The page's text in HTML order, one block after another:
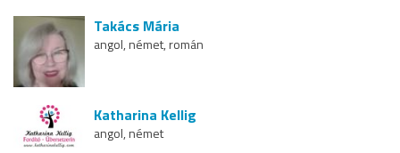
Takács Mária
angol, német, román
Katharina Kellig
angol, német